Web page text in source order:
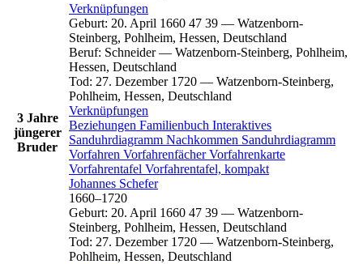
3 Jahre
jüngerer
Bruder
Verknüpfungen
Geburt: 20. April 1660 47 39 — Watzenborn-
Steinberg, Pohlheim, Hessen, Deutschland
Beruf: Schneider— Watzenborn-Steinberg, Pohlheim,
Hessen, Deutschland
Tod: 27. Dezember 1720 — Watzenborn-Steinberg,
Pohlheim, Hessen, Deutschland
Verknüpfungen
Beziehungen Familienbuch Interaktives
Sanduhrdiagramm Nachkommen Sanduhrdiagramm
Vorfahren VorfahrenfächerVorfahrenkarte
Vorfahrentafel Vorfahrentafel, kompakt
Johannes Schefer
1660–1720
Geburt: 20. April 1660 47 39 — Watzenborn-
Steinberg, Pohlheim, Hessen, Deutschland
Tod: 27. Dezember 1720 — Watzenborn-Steinberg,
Pohlheim, Hessen, Deutschland